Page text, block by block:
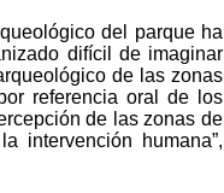
del parque ha
difícil de imaginar
de las zonas
referencia oral de los
de las zonas de
intervención humana”,